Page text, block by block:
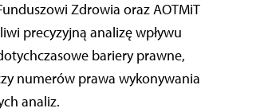
Zdrowia oraz AOTMiT
precyzyjną analizę wpływu
bariery prawne,
numerów prawa wykonywania
analiz.